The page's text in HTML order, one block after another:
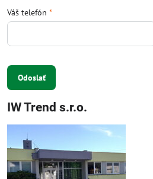
Váš telefón *
Odoslať
IW Trend s.r.o.